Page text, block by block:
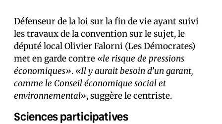
Défenseur de la loi sur la fin de vie ayant suivi
les travaux de la convention sur le sujet, le
député local Olivier Falorni (Les Démocrates)
met en garde contre «le risque de pressions
économiques». «Il y aurait besoin d’un garant,
comme le Conseil économique social et
environnemental», suggère le centriste.
Sciences participatives